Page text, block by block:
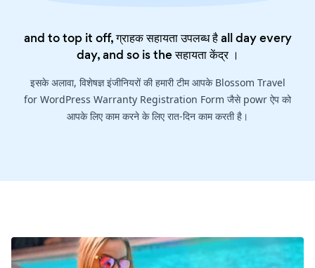
and to top it off, ग्राहक सहायता उपलब्ध है all day every
day, and so is theसहायता केंद्र।
इसके अलावा, विशेषज्ञ इंजीनियरों की हमारी टीम आपके Blossom Travel
for WordPress Warranty Registration Form जैसे powr ऐप को
आपके लिए काम करने के लिए रात-दिन काम करती है।